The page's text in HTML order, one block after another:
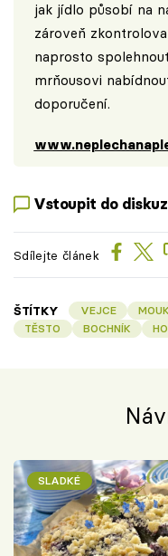
jak jídlo působí na
zároveň
naprosto
mrňousovi
doporučení.
Vstoupit do
Sdílejte článek
ŠTÍTKY VEJCE
TĚSTO
BOCHNÍK
SLADKÉ